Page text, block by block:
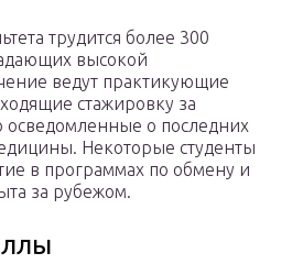
трудится более 300
высокой
ведут практикующие
стажировку за
о последних
Некоторые студенты
в программах по обмену и
за рубежом.